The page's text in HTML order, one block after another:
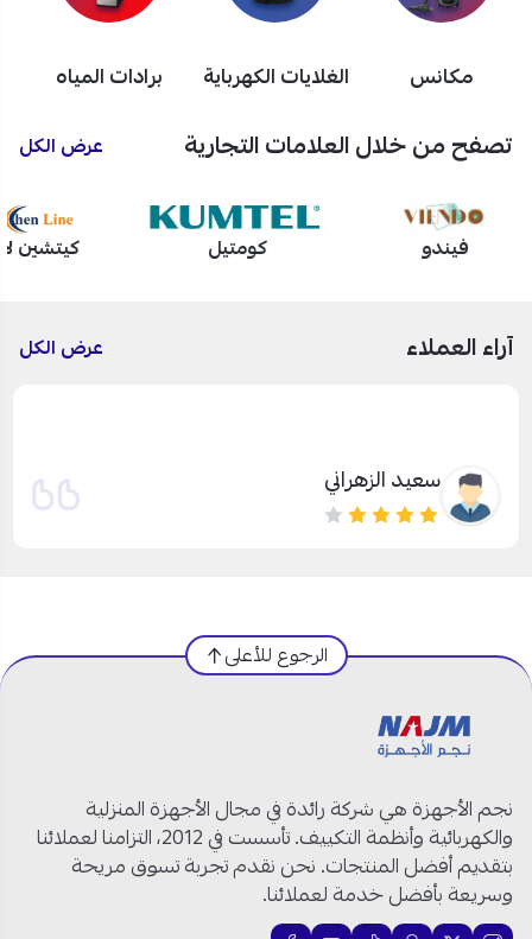
مكانس الغلايات الكهرباية برادات المياه
تصفح من خلال العلامات التجارية عرض الكل
فيندو كومتيل كيتشين
آراء العملاء عرض الكل
ملاك المحمد
الرجوع للأعلى
نجم الأجهزة هي شركة رائدة في مجال الأجهزة المنزلية
والكهربائية وأنظمة التكييف. تأسست في 2012، التزامنا لعملائنا
بتقديم أفضل المنتجات. نحن نقدم تجربة تسوق مريحة
وسريعة بأفضل خدمة لعملائنا.